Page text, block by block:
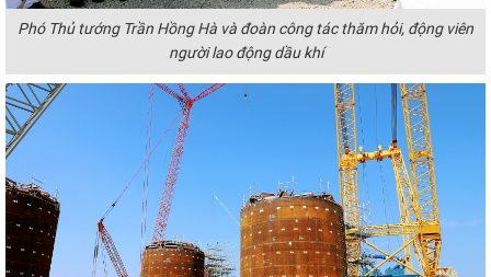
Phó Thủ tướng Trần Hồng Hà và đoàn công tác thăm hỏi, động viên
người lao động dầu khí